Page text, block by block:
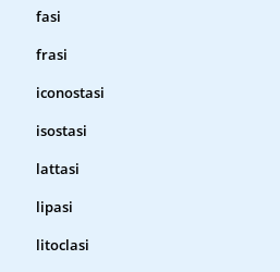
fasi
frasi
iconostasi
isostasi
lattasi
lipasi
litoclasi